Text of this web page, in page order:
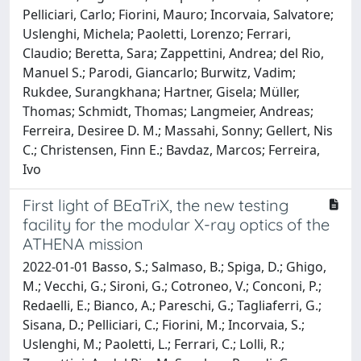
Pelliciari, Carlo; Fiorini, Mauro; Incorvaia, Salvatore;
Uslenghi, Michela; Paoletti, Lorenzo; Ferrari,
Claudio; Beretta, Sara; Zappettini, Andrea; del Rio,
Manuel S.; Parodi, Giancarlo; Burwitz, Vadim;
Rukdee, Surangkhana; Hartner, Gisela; Müller,
Thomas; Schmidt, Thomas; Langmeier, Andreas;
Ferreira, Desiree D. M.; Massahi, Sonny; Gellert, Nis
C.; Christensen, Finn E.; Bavdaz, Marcos; Ferreira,
Ivo
First light of BEaTriX, the new testing
facility for the modular X-ray optics of the
ATHENA mission
2022-01-01 Basso, S.; Salmaso, B.; Spiga, D.; Ghigo,
M.; Vecchi, G.; Sironi, G.; Cotroneo, V.; Conconi, P.;
Redaelli, E.; Bianco, A.; Pareschi, G.; Tagliaferri, G.;
Sisana, D.; Pelliciari, C.; Fiorini, M.; Incorvaia, S.;
Uslenghi, M.; Paoletti, L.; Ferrari, C.; Lolli, R.;